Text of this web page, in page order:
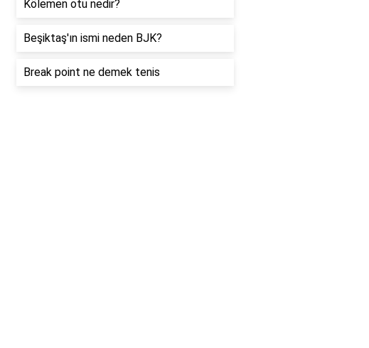
Kölemen otu nedir?
Beşiktaş'ın ismi neden BJK?
Break point ne demek tenis